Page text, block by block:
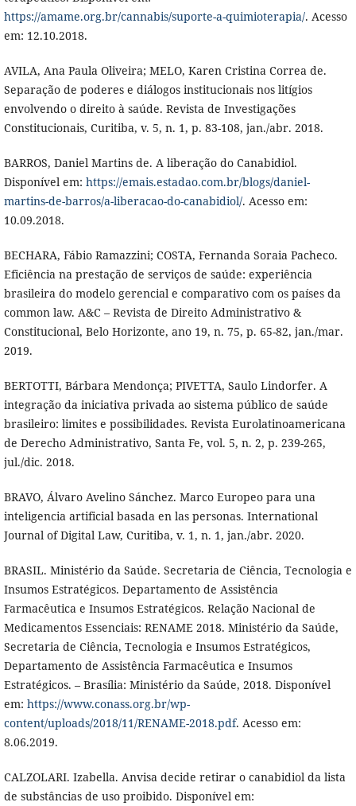
https://amame.org.br/cannabis/suporte-a-quimioterapia/. Acesso
em: 12.10.2018.
AVILA, Ana Paula Oliveira; MELO, Karen Cristina Correa de.
Separação de poderes e diálogos institucionais nos litígios
envolvendo o direito à saúde. Revista de Investigações
Constitucionais, Curitiba, v. 5, n. 1, p. 83-108, jan./abr. 2018.
BARROS, Daniel Martins de. A liberação do Canabidiol.
Disponível em: https://emais.estadao.com.br/blogs/daniel-
martins-de-barros/a-liberacao-do-canabidiol/. Acesso em:
10.09.2018.
BECHARA, Fábio Ramazzini; COSTA, Fernanda Soraia Pacheco.
Eficiência na prestação de serviços de saúde: experiência
brasileira do modelo gerencial e comparativo com os países da
common law. A&C – Revista de Direito Administrativo &
Constitucional, Belo Horizonte, ano 19, n. 75, p. 65-82, jan./mar.
2019.
BERTOTTI, Bárbara Mendonça; PIVETTA, Saulo Lindorfer. A
integração da iniciativa privada ao sistema público de saúde
brasileiro: limites e possibilidades. Revista Eurolatinoamericana
de Derecho Administrativo, Santa Fe, vol. 5, n. 2, p. 239-265,
jul./dic. 2018.
BRAVO, Álvaro Avelino Sánchez. Marco Europeo para una
inteligencia artificial basada en las personas. International
Journal of Digital Law, Curitiba, v. 1, n. 1, jan./abr. 2020.
BRASIL. Ministério da Saúde. Secretaria de Ciência, Tecnologia e
Insumos Estratégicos. Departamento de Assistência
Farmacêutica e Insumos Estratégicos. Relação Nacional de
Medicamentos Essenciais: RENAME 2018. Ministério da Saúde,
Secretaria de Ciência, Tecnologia e Insumos Estratégicos,
Departamento de Assistência Farmacêutica e Insumos
Estratégicos. – Brasília: Ministério da Saúde, 2018. Disponível
em: https://www.conass.org.br/wp-
content/uploads/2018/11/RENAME-2018.pdf. Acesso em:
8.06.2019.
CALZOLARI. Izabella. Anvisa decide retirar o canabidiol da lista
de substâncias de uso proibido. Disponível em: